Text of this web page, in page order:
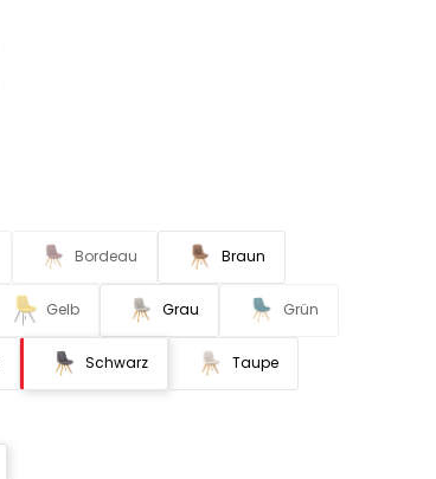
Bordeau Braun
Gelb Grau Grün
Schwarz Taupe